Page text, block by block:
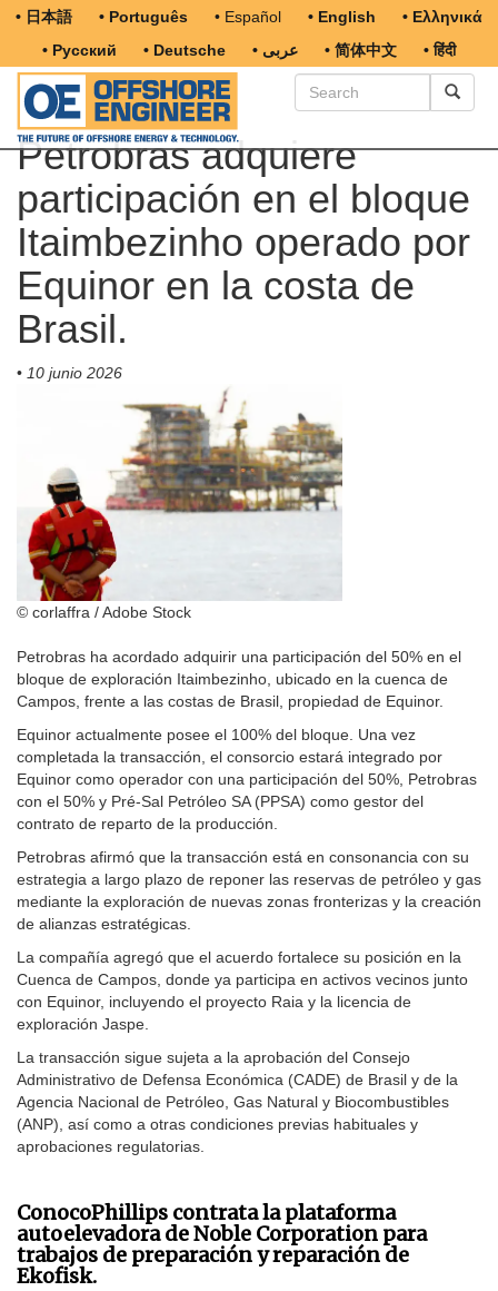
• 日本語 • Português • Español • English
• Ελληνικά
• Русский
• Deutsche • عربى • 简体中文 • हिंदी
Petrobras adquiere
participación en el bloque
Itaimbezinho operado por
Equinor en la costa de
Brasil.
• 10 junio 2026
© corlaffra / Adobe Stock
Petrobras ha acordado adquirir una participación del 50% en el
bloque de exploración Itaimbezinho, ubicado en la cuenca de
Campos, frente a las costas de Brasil, propiedad de Equinor.
Equinor actualmente posee el 100% del bloque. Una vez
completada la transacción, el consorcio estará integrado por
Equinor como operador con una participación del 50%, Petrobras
con el 50% y Pré-Sal Petróleo SA (PPSA) como gestor del
contrato de reparto de la producción.
Petrobras afirmó que la transacción está en consonancia con su
estrategia a largo plazo de reponer las reservas de petróleo y gas
mediante la exploración de nuevas zonas fronterizas y la creación
de alianzas estratégicas.
La compañía agregó que el acuerdo fortalece su posición en la
Cuenca de Campos, donde ya participa en activos vecinos junto
con Equinor, incluyendo el proyecto Raia y la licencia de
exploración Jaspe.
La transacción sigue sujeta a la aprobación del Consejo
Administrativo de Defensa Económica (CADE) de Brasil y de la
Agencia Nacional de Petróleo, Gas Natural y Biocombustibles
(ANP), así como a otras condiciones previas habituales y
aprobaciones regulatorias.
ConocoPhillips contrata la plataforma
autoelevadora de Noble Corporation para
trabajos de preparación y reparación de
Ekofisk.